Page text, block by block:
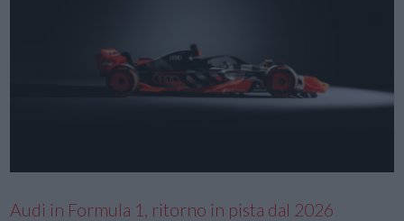
VIEW POST
Audi in Formula 1, ritorno in pista dal 2026